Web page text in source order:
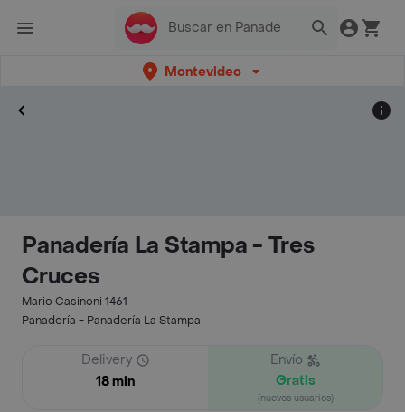
Montevideo
Panadería La Stampa - Tres
Cruces
Mario Casinoni 1461
Panadería - Panadería La Stampa
Delivery
18 min
Envío
Gratis
(nuevos usuarios)